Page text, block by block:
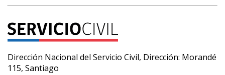
Dirección Nacional del Servicio Civil, Dirección: Morandé
115, Santiago